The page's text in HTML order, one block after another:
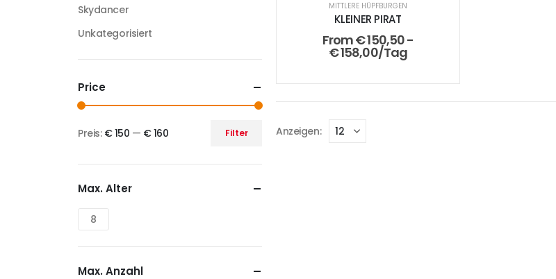
MITTLERE HÜPFBURGEN
KLEINER PIRAT
From€150,50-
€158,00/Tag
Anzeigen:
Skydancer
Unkategorisiert
Price
Filter
Preis: € 150 — € 160
Max. Alter
8
Max. Anzahl